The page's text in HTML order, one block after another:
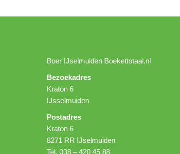
Boer IJselmuiden Boekettotaal.nl
Bezoekadres
Kraton 6
IJsselmuiden
Postadres
Kraton 6
8271 RR IJselmuiden
Tel. 038 – 420 45 88